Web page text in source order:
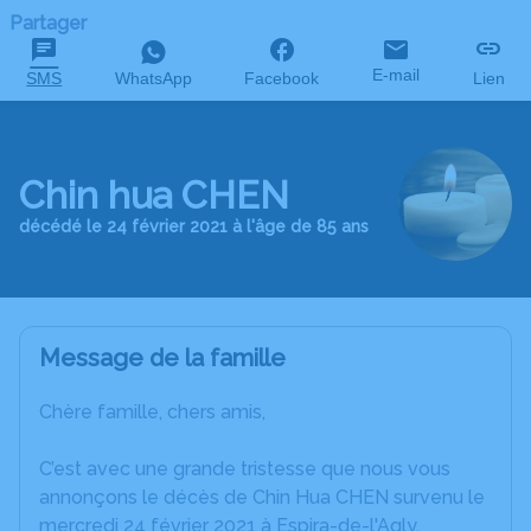
Partager
SMS WhatsApp Facebook E-mail Lien
Chin hua CHEN
décédé le 24 février 2021 à l'âge de 85 ans
Message de la famille
Chère famille, chers amis,
C’est avec une grande tristesse que nous vous
annonçons le décès de Chin Hua CHEN survenu le
mercredi 24 février 2021 à Espira-de-l'Agly.